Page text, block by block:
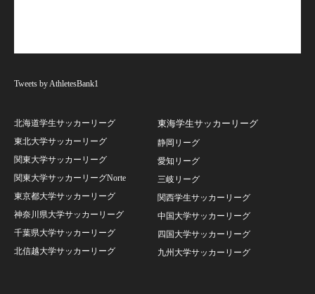
Tweets by AthletesBank1
北海道学生サッカーリーグ
東北大学サッカーリーグ
関東大学サッカーリーグ
関東大学サッカーリーグNorte
東京都大学サッカーリーグ
神奈川県大学サッカーリーグ
千葉県大学サッカーリーグ
北信越大学サッカーリーグ
東海学生サッカーリーグ
静岡リーグ
愛知リーグ
三岐リーグ
関西学生サッカーリーグ
中国大学サッカーリーグ
四国大学サッカーリーグ
九州大学サッカーリーグ